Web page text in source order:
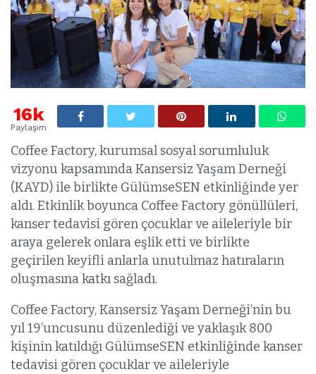
16k
Paylaşım
Coffee Factory, kurumsal sosyal sorumluluk
vizyonu kapsamında Kansersiz Yaşam Derneği
(KAYD) ile birlikte GülümseSEN etkinliğinde yer
aldı. Etkinlik boyunca Coffee Factory gönüllüleri,
kanser tedavisi gören çocuklar ve aileleriyle bir
araya gelerek onlara eşlik etti ve birlikte
geçirilen keyifli anlarla unutulmaz hatıraların
oluşmasına katkı sağladı.
Coffee Factory, Kansersiz Yaşam Derneği’nin bu
yıl 19’uncusunu düzenlediği ve yaklaşık 800
kişinin katıldığı GülümseSEN etkinliğinde kanser
tedavisi gören çocuklar ve aileleriyle